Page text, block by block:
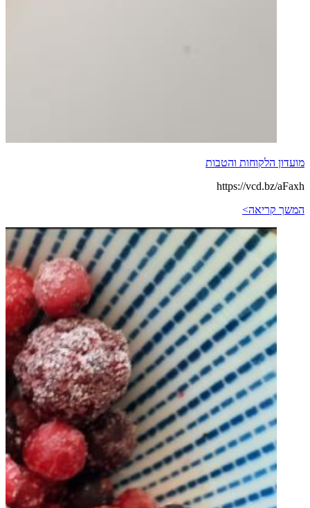
מועדון הלקוחות והטבות
https://vcd.bz/aFaxh
המשך קריאה>